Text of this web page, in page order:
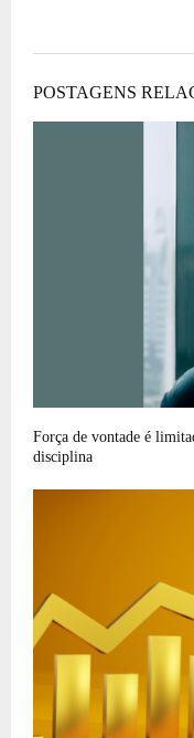
POSTAGENS
Força de vontade é
disciplina